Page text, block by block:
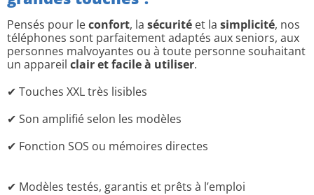
Pensés pour leconfort, la sécurité et la simplicité, nos
téléphones sont parfaitement adaptés aux seniors, aux
personnes malvoyantes ou à toute personne souhaitant
un appareil clair et facile à utiliser.
✔ Touches XXL très lisibles
✔ Son amplifié selon les modèles
✔ Fonction SOS ou mémoires directes
✔ Modèles testés, garantis et prêts à l’emploi